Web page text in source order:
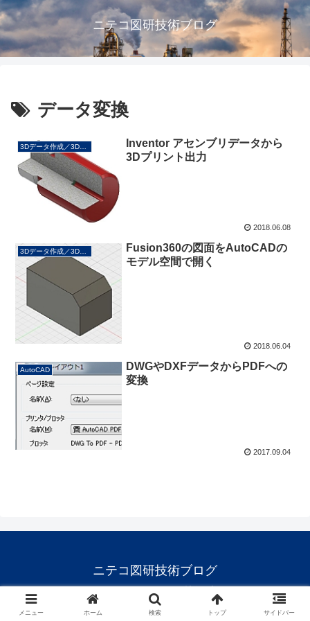
ニテコ図研技術ブログ
データ変換
3Dデータ作成／3Dプリント
Inventor アセンブリデータから
3Dプリント出力
2018.06.08
3Dデータ作成／3Dプリント
Fusion360の図面をAutoCADの
モデル空間で開く
2018.06.04
AutoCAD
DWGやDXFデータからPDFへの
変換
2017.09.04
ニテコ図研技術ブログ
メニュー ホーム 検索 トップ サイドバー